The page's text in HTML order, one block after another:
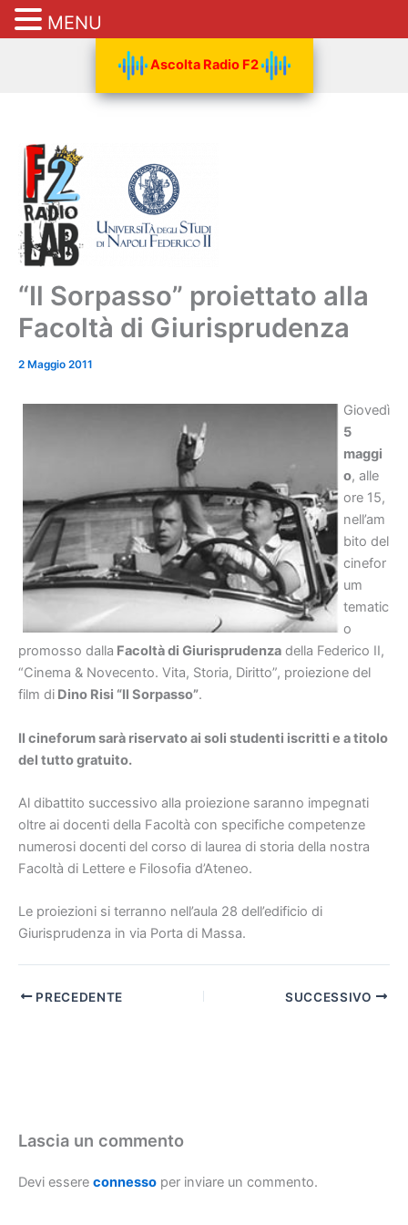
Ascolta Radio F2
“Il Sorpasso” proiettato alla
Facoltà di Giurisprudenza
2 Maggio 2011
Giovedì
5
maggi
o, alle
ore 15,
nell’am
bito del
cinefor
um
tematic
o
promosso dalla Facoltà di Giurisprudenza della Federico II,
“Cinema & Novecento. Vita, Storia, Diritto”, proiezione del
film di Dino Risi “Il Sorpasso”.
Il cineforum sarà riservato ai soli studenti iscritti e a titolo
del tutto gratuito.
Al dibattito successivo alla proiezione saranno impegnati
oltre ai docenti della Facoltà con specifiche competenze
numerosi docenti del corso di laurea di storia della nostra
Facoltà di Lettere e Filosofia d’Ateneo.
Le proiezioni si terranno nell’aula 28 dell’edificio di
Giurisprudenza in via Porta di Massa.
PRECEDENTE SUCCESSIVO
Lascia un commento
Devi essere connesso per inviare un commento.
MENU